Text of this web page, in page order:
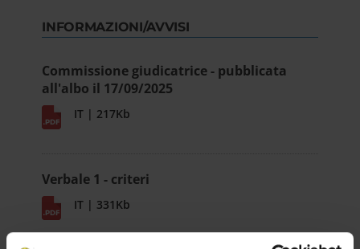
INFORMAZIONI/AVVISI
Commissione giudicatrice - pubblicata
all'albo il 17/09/2025
IT | 217Kb
Verbale 1 - criteri
IT | 331Kb